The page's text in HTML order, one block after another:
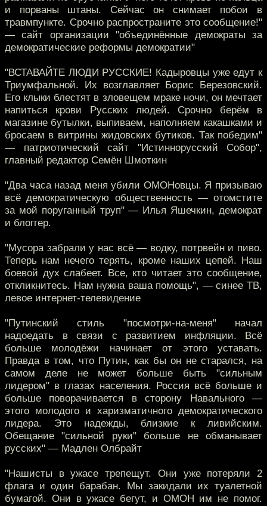
и порваны штаны. Сейчас он снимает побои в
травмпункте. Срочно распространите это сообщение!"
— сайт организации "объединённые демократы за
демократические реформы демократии"
"ВСТАВАЙТЕ ЛЮДИ РУССКИЕ! Кадыровцы уже едут к
Триумфальной. Их возглавляет Борис Березовский.
Его клыки блестят в зловещем мраке ночи, он мечтает
напиться крови Русских людей. Срочно берём в
магазине бутылки, выпиваем, наполняем какашками и
бросаем в витрины жидовских бутиков. Так победим"
— патриотический сайт "Истиннорусский Собор",
главный редактор Семён Шмоткин
"Два часа назад меня убили ОМОНовцы. Я призываю
всё демократическую общественность — отомстите
за мой поруганный труп" — Илья Яшечкин, демократ
и блоггер.
"Мусора забрали у нас всё — водку, потрвейн и пиво.
Теперь нам нечего терять, кроме наших цепей. Наш
боевой дух слабеет. Все, кто читает это сообщение,
откликнитесь. Нам нужна ваша помощь", — синее ТВ,
левое интернет-телевидение
"Путинский стиль "посмотри-на-меня" начал
надоедать в связи с развитием инфляции. Всё
больше молодёжи начинает от этого уставать.
Правда в том, что Путин, как бы он не старался, на
самом деле не может больше быть "сильным
лидером" в глазах населения. Россия всё больше и
больше поворачивается в сторону Навального —
этого молодого и харизматичного демократического
лидера. Это надежды, близкие к ливийским.
Обещание "сильной руки" больше не обманывает
русских" — Мадлен Олбрайт
"Нашисты в ужасе трепещут. Они уже потеряли 2
флага и один барабан. Мы закидали их туалетной
бумагой. Они в ужасе бегут, и ОМОН им не помог.